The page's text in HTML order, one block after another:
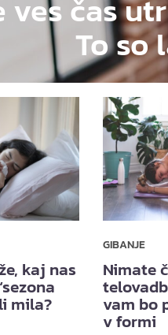
ves čas
To so
kaj nas
mila?
GIBANJE
Nimate
vam bo
v formi
wplink